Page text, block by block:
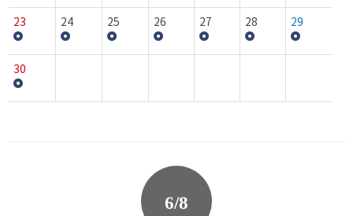
23 24 25 26 27 28 29
30
6/8